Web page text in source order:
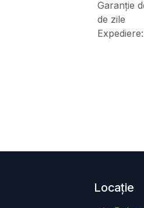
Garanție
de zile
Locație